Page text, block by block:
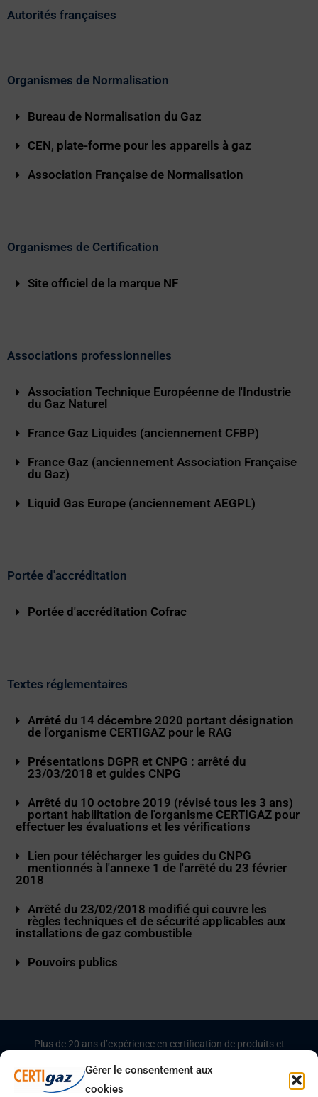
Gérer le consentement aux
cookies
Autorités françaises
Organismes de Normalisation
Bureau de Normalisation du Gaz
CEN, plate-forme pour les appareils à gaz
Association Française de Normalisation
Organismes de Certification
Site officiel de la marque NF
Associations professionnelles
Association Technique Européenne de l'Industrie
du Gaz Naturel
France Gaz Liquides (anciennement CFBP)
France Gaz (anciennement Association Française
du Gaz)
Liquid Gas Europe (anciennement AEGPL)
Portée d'accréditation
Portée d'accréditation Cofrac
Textes réglementaires
Arrêté du 14 décembre 2020 portant désignation
de l'organisme CERTIGAZ pour le RAG
Présentations DGPR et CNPG : arrêté du
23/03/2018 et guides CNPG
Arrêté du 10 octobre 2019 (révisé tous les 3 ans)
portant habilitation de l'organisme CERTIGAZ pour
effectuer les évaluations et les vérifications
Lien pour télécharger les guides du CNPG
mentionnés à l'annexe 1 de l'arrêté du 23 février
2018
Arrêté du 23/02/2018 modifié qui couvre les
règles techniques et de sécurité applicables aux
installations de gaz combustible
Pouvoirs publics
Plus de 20 ans d’expérience en certification de produits et